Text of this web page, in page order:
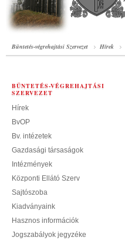
Büntetés-végrehajtási Szervezet Hírek
BÜNTETÉS-VÉGREHAJTÁSI
SZERVEZET
Hírek
BvOP
Bv. intézetek
Gazdasági társaságok
Intézmények
Központi Ellátó Szerv
Sajtószoba
Kiadványaink
Hasznos információk
Jogszabályok jegyzéke